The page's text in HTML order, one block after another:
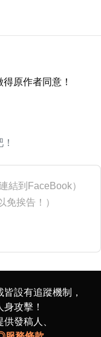
原作者同意！
結到FaceBook）
免挨告！）
設有追蹤機制，
攻擊！
發稿人、